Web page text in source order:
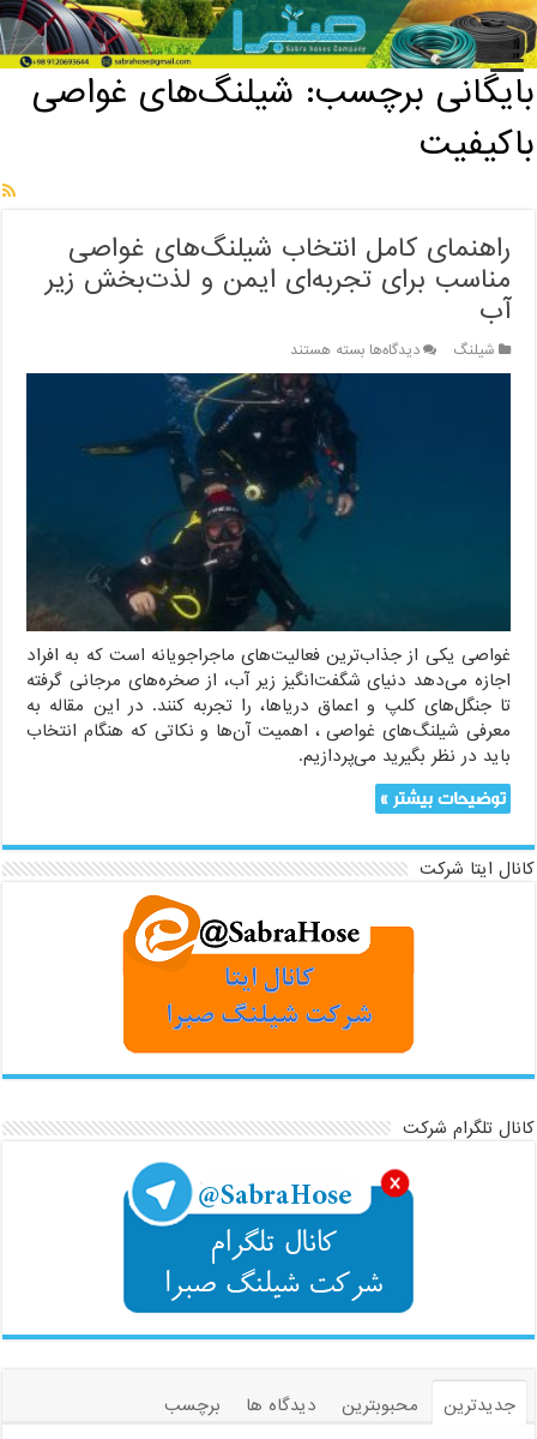
خانه / بایگانی برچسب: شیلنگ‌های غواصی باکیفیت
بایگانی برچسب: شیلنگ‌های غواصی
باکیفیت
راهنمای کامل انتخاب شیلنگ‌های غواصی
مناسب برای تجربه‌ای ایمن و لذت‌بخش زیر
آب
شیلنگ دیدگاه‌هابرای
راهنمای
انتخاب
شیلنگ‌های
غواصی
مناسب
برای
تجربه‌ای
آب
بسته هستند
غواصی یکی از جذاب‌ترین فعالیت‌های ماجراجویانه است که به افراد
اجازه می‌دهد دنیای شگفت‌انگیز زیر آب، از صخره‌های مرجانی گرفته
تا جنگل‌های کلپ و اعماق دریاها، را تجربه کنند. در این مقاله به
معرفی شیلنگ‌های غواصی ، اهمیت آن‌ها و نکاتی که هنگام انتخاب
باید در نظر بگیرید می‌پردازیم.
توضیحات بیشتر »
کانال ایتا شرکت
کانال تلگرام شرکت
جدیدترین محبوبترین دیدگاه ها
برچسب